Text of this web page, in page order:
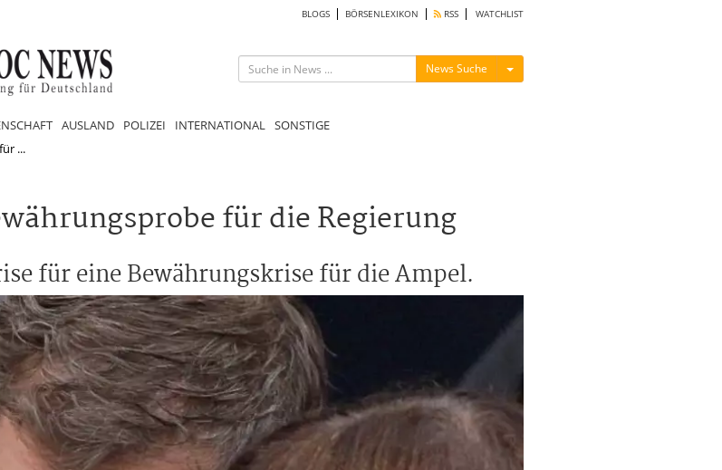
BLOGS BÖRSENLEXIKON RSS WATCHLIST
News Suche Menü ein-/ausblenden
AUSLAND POLIZEI INTERNATIONAL SONSTIGE
...
für die Regierung
für eine Bewährungskrise für die Ampel.